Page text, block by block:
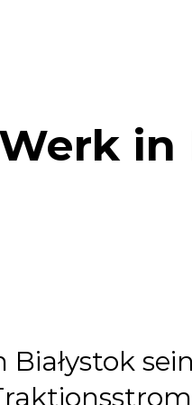
in